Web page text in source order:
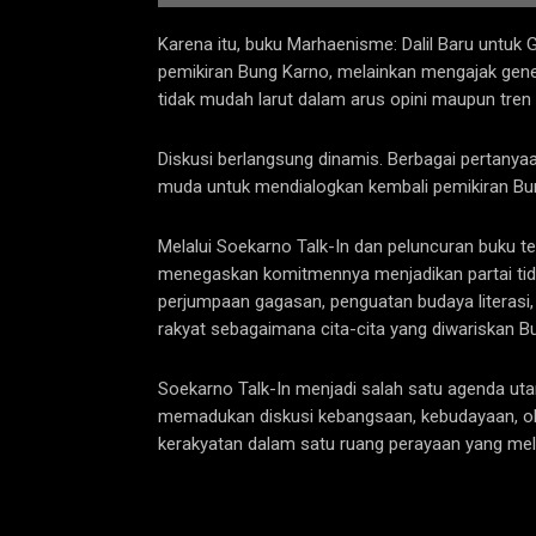
Karena itu, buku Marhaenisme: Dalil Baru
pemikiran Bung Karno, melainkan mengajak
tidak mudah larut dalam arus opini maupun
Diskusi berlangsung dinamis. Berbagai
muda untuk mendialogkan kembali pemikiran
Melalui Soekarno Talk-In dan peluncuran buku
menegaskan komitmennya menjadikan partai
perjumpaan gagasan, penguatan budaya
rakyat sebagaimana cita-cita yang diwariskan
Soekarno Talk-In menjadi salah satu agenda
memadukan diskusi kebangsaan, kebudayaan,
kerakyatan dalam satu ruang perayaan yang